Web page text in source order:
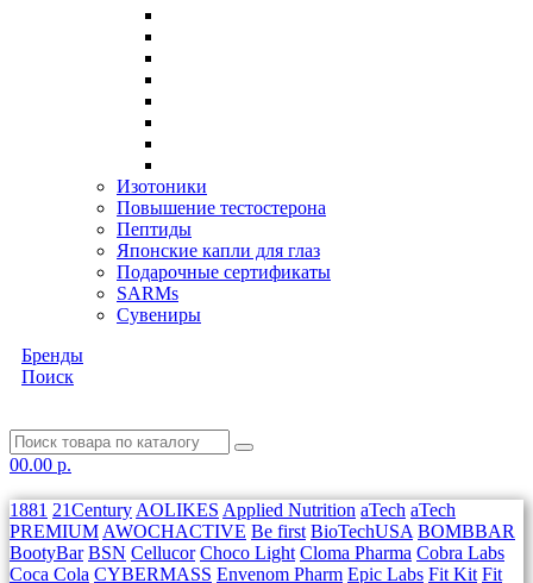
Изотоники
Повышение тестостерона
Пептиды
Японские капли для глаз
Подарочные сертификаты
SARMs
Сувениры
Бренды
Поиск
00.00 р.
1881 21Century AOLIKES Applied Nutrition aTech aTech
PREMIUM AWOCHACTIVE Be first BioTechUSA BOMBBAR
BootyBar BSN Cellucor Choco Light Cloma Pharma Cobra Labs
Coca Cola CYBERMASS Envenom Pharm Epic Labs Fit Kit Fit